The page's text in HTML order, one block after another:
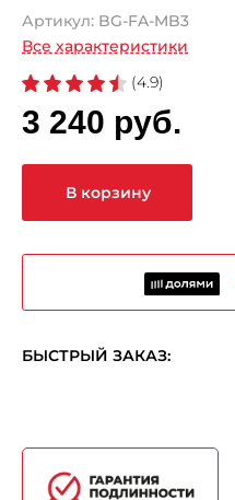
Артикул: BG-FA-MB3
Все характеристики
(4.9)
3 240 руб.
В корзину
БЫСТРЫЙ ЗАКАЗ: